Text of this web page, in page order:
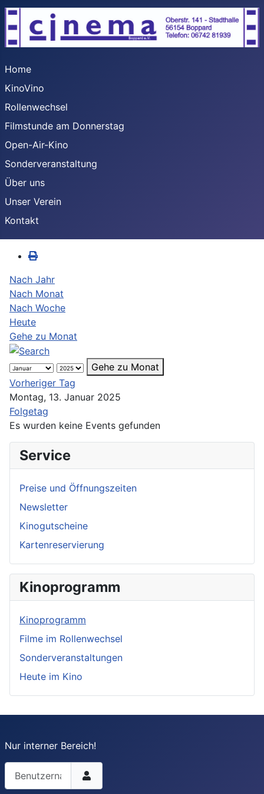
Home
KinoVino
Rollenwechsel
Filmstunde am Donnerstag
Open-Air-Kino
Sonderveranstaltung
Über uns
Unser Verein
Kontakt
Nach Jahr
Nach Monat
Nach Woche
Heute
Gehe zu Monat
Gehe zu Monat
Vorheriger Tag
Montag, 13. Januar 2025
Folgetag
Es wurden keine Events gefunden
Service
Preise und Öffnungszeiten
Newsletter
Kinogutscheine
Kartenreservierung
Kinoprogramm
Kinoprogramm
Filme im Rollenwechsel
Sonderveranstaltungen
Heute im Kino
Nur interner Bereich!